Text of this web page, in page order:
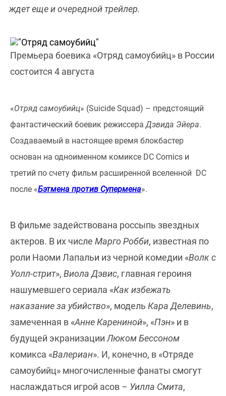
ждет еще и очередной трейлер.
Премьера боевика «Отряд самоубийц» в России
состоится 4 августа
«Отряд самоубийц» (Suicide Squad) – предстоящий
фантастический боевик режиссераДэвида Эйера.
Создаваемый в настоящее время блокбастер
основан на одноименном комиксе DC Comics и
третий по счету фильм расширенной вселенной DC
после «Бэтмена против Супермена».
В фильме задействована россыпь звездных
актеров. В их числе Марго Робби, известная по
роли Наоми Лапальи из черной комедии «Волк с
Уолл-стрит», Виола Дэвис, главная героиня
нашумевшего сериала «Как избежать
наказание за убийство», модель Кара Делевинь,
замеченная в «Анне Карениной», «Пэн» и в
будущей экранизацииЛюком Бессоном
комикса «Валериан». И, конечно, в «Отряде
самоубийц» многочисленные фанаты смогут
наслаждаться игрой асов – Уилла Смита,